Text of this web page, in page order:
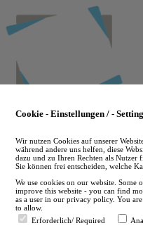
to
main
Cookie - Einstellungen / -
Wir nutzen Cookies auf unserer
während andere uns helfen, diese
dazu und zu Ihren Rechten als Nutzer
Sie können frei entscheiden, welche
We use cookies on our website. Some
improve this website - you can find
as a user in our privacy policy. You
to allow.
Erforderlich/ Required